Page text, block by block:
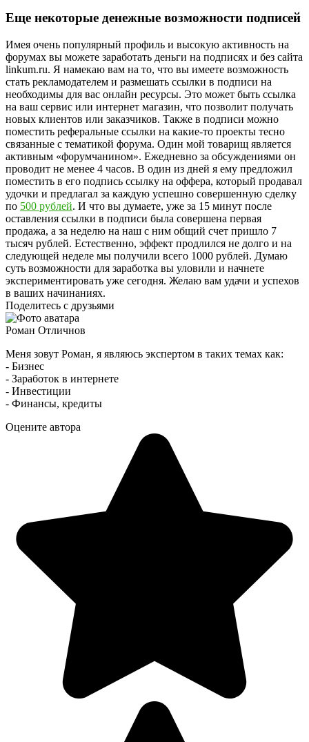
Еще некоторые денежные возможности подписей
Имея очень популярный профиль и высокую активность на
форумах вы можете заработать деньги на подписях и без сайта
linkum.ru. Я намекаю вам на то, что вы имеете возможность
стать рекламодателем и размешать ссылки в подписи на
необходимы для вас онлайн ресурсы. Это может быть ссылка
на ваш сервис или интернет магазин, что позволит получать
новых клиентов или заказчиков. Также в подписи можно
поместить реферальные ссылки на какие-то проекты тесно
связанные с тематикой форума. Один мой товарищ является
активным «форумчанином». Ежедневно за обсуждениями он
проводит не менее 4 часов. В один из дней я ему предложил
поместить в его подпись ссылку на оффера, который продавал
удочки и предлагал за каждую успешно совершенную сделку
по 500 рублей. И что вы думаете, уже за 15 минут после
оставления ссылки в подписи была совершена первая
продажа, а за неделю на наш с ним общий счет пришло 7
тысяч рублей. Естественно, эффект продлился не долго и на
следующей неделе мы получили всего 1000 рублей. Думаю
суть возможности для заработка вы уловили и начнете
экспериментировать уже сегодня. Желаю вам удачи и успехов
в ваших начинаниях.
Поделитесь с друзьями
Роман Отличнов
Меня зовут Роман, я являюсь экспертом в таких темах как:
- Бизнес
- Заработок в интернете
- Инвестиции
- Финансы, кредиты
Оцените автора